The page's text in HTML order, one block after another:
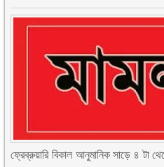
ফ্রেব্রুয়ারি বিকাল আনুমানিক সাড়ে ৪ টা